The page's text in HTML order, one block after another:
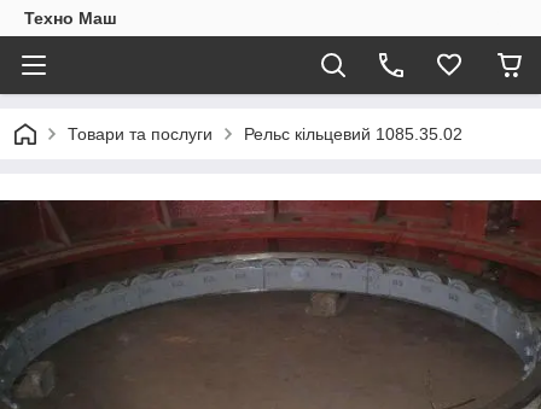
Техно Маш
Товари та послуги Рельс кільцевий 1085.35.02